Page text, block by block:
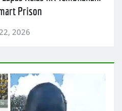
Prison
2026